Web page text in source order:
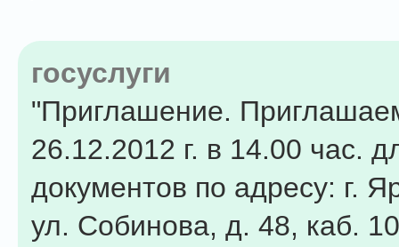
госуслуги
"Приглашение.
26.12.2012 г. в 14.00 час.
документов по адресу: г.
ул. Собинова, д. 48, каб.